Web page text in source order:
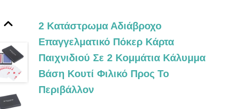
2 Κατάστρωμα Αδιάβροχο
Επαγγελματικό Πόκερ Κάρτα
Παιχνιδιού Σε 2 Κομμάτια Κάλυμμα
Βάση Κουτί Φιλικό Προς Το
Περιβάλλον